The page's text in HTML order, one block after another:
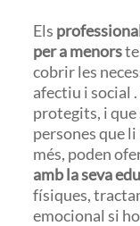
Els
per a menors
cobrir les
afectiu i social
protegits, i
persones que
més, poden
amb la seva
físiques,
emocional si